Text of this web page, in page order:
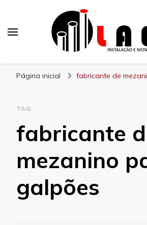
Página inicial fabricante de
TAG
fabricante
mezanino
galpões